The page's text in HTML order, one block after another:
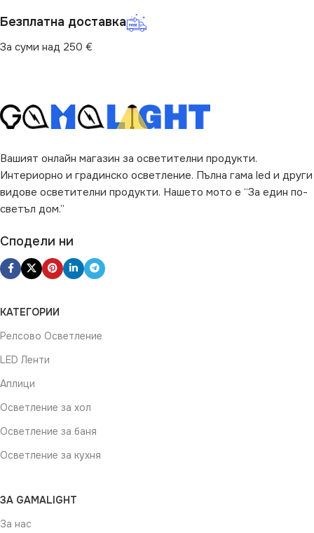
Безплатна доставка
За суми над 250 €
Вашият онлайн магазин за осветителни продукти.
Интериорно и градинско осветление. Пълна гама led и други
видове осветителни продукти. Нашето мото е “За един по-
светъл дом.”
Сподели ни
КАТЕГОРИИ
Релсово Осветление
LED Ленти
Аплици
Осветление за хол
Осветление за баня
Осветление за кухня
ЗА GAMALIGHT
За нас